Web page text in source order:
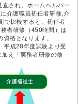
され、ホームヘルパー
介護職員初任者研修,介
で比較すると、初任者
者研修（450時間）は
格となります。
平成28年度試験より受
え「実務者研修の修